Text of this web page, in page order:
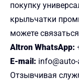
покупку
крыльчатки
можете
Altron WhatsApp:
E-mail:
Отзывчивая